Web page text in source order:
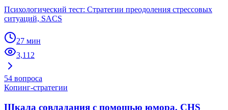
Психологический тест: Стратегии преодоления стрессовых
ситуаций, SACS
27 мин
3,112
54 вопроса
Копинг-стратегии
Шкала совладания с помощью юмора, CHS